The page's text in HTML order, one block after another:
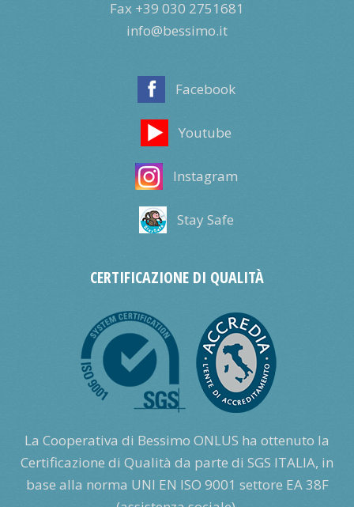
Fax +39 030 2751681
info@bessimo.it
Facebook
Youtube
Instagram
Stay Safe
CERTIFICAZIONE DI QUALITÀ
La Cooperativa di Bessimo ONLUS ha ottenuto la
Certificazione di Qualità da parte di SGS ITALIA, in
base alla norma UNI EN ISO 9001 settore EA 38F